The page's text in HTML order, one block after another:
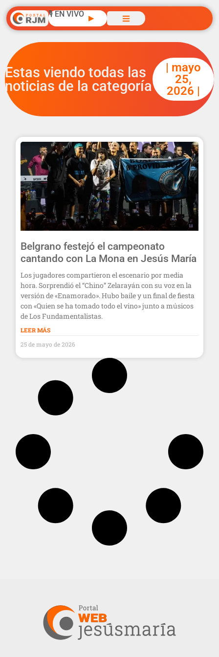
🎙️ EN VIVO ▶
Estas viendo todas las
noticias de la categoría
| mayo
25,
2026 |
Belgrano festejó el campeonato
cantando con La Mona en Jesús María
Los jugadores compartieron el escenario por media
hora. Sorprendió el “Chino” Zelarayán con su voz en la
versión de «Enamorado». Hubo baile y un final de fiesta
con «Quien se ha tomado todo el vino» junto a músicos
de Los Fundamentalistas.
LEER MÁS
25 de mayo de 2026